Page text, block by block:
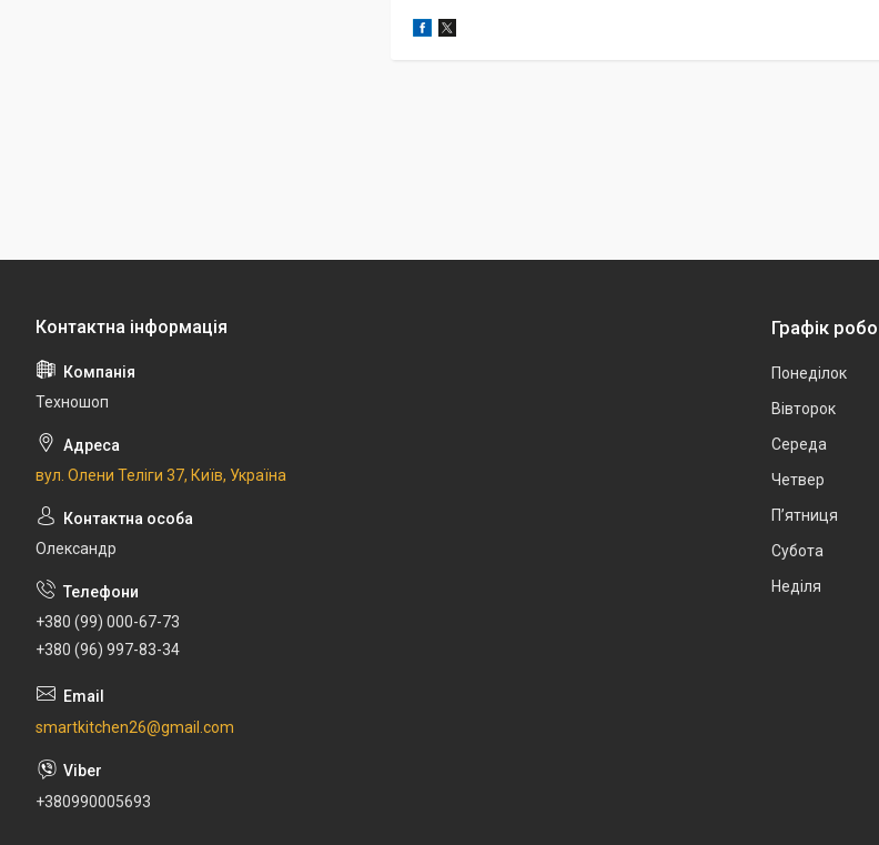
Техношоп
вул. Олени Теліги 37, Київ, Україна
Олександр
+380 (99) 000-67-73
+380 (96) 997-83-34
smartkitchen26@gmail.com
+380990005693
Графік
Понеділок
Вівторок
Середа
Четвер
Пʼятниця
Субота
Неділя